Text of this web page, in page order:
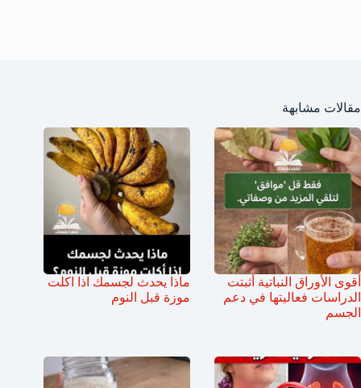
مقالات مشابهة
أقوى الأوراق النباتية أثبتت
الدراسات فعاليتها في دعم
الجسم
ماذا يحدث لجسمك اذا اكلت
موزة قبل النوم